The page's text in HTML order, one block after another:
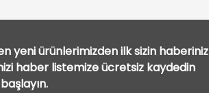
yeni ürünlerimizden ilk sizin haberiniz
haber listemize ücretsiz kaydedin